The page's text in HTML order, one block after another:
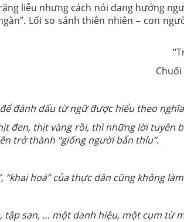
nhưng cách nói đang hướng người
Lối so sánh thiên nhiên – con
đánh dấu từ ngữ được hiểu theo
thịt vàng rồi, thì những lời tuyên
trở thành “giống người bẩn thỉu”.
hoá” của thực dân cũng không làm
tập san, … một danh hiệu, một cụm từ